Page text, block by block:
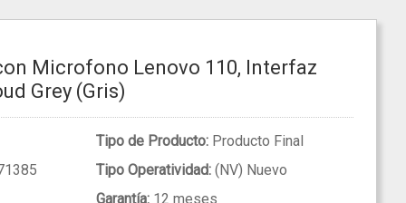
Microfono Lenovo 110, Interfaz
Grey (Gris)
Tipo de Producto:Producto Final
Tipo Operatividad:(NV) Nuevo
Garantía:12 meses